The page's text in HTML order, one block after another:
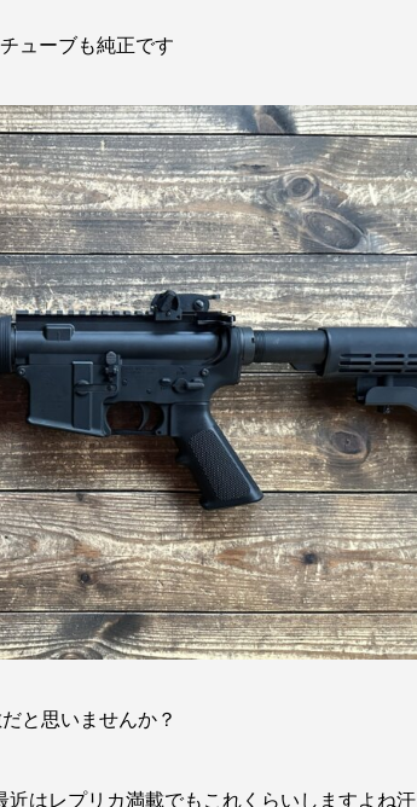
ューブも純正です
と思いませんか？
はレプリカ満載でもこれくらいしますよね汗